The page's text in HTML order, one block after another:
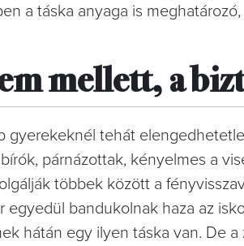
a táska anyaga is
mellett, a
gyerekeknél tehát
párnázottak, kényelmes a
többek között a
egyedül bandukolnak haza az
hátán egy ilyen táska van. De